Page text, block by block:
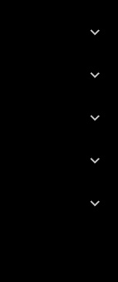
ประเทศไทย